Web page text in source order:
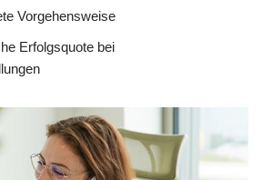
Vorgehensweise
Erfolgsquote bei